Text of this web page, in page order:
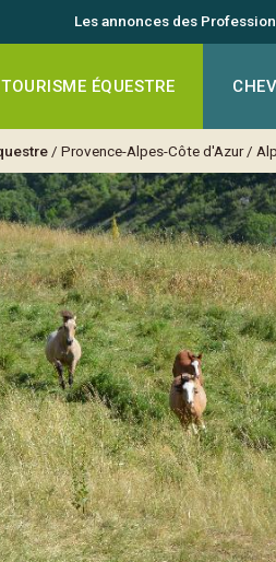
Les annonces des
ÉQUESTRE
/ Provence-Alpes-Côte d'Azur/